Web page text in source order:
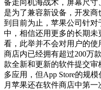
备走向机海战术，屏幕尺
是为了兼容新设备，开发商
到目前为止，苹果公司针对
中，相信还用更多的长期
看，此举并不会对用户的使
商店内已经拥有超过200万
款全新和更新的软件提交
多应用，但App Store的规
月苹果还在软件商店中第一